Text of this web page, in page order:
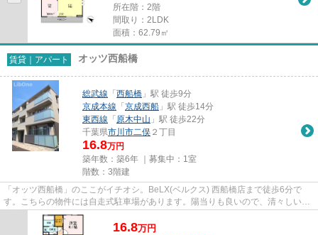
所在階：2階
間取り：2LDK
面積：62.79㎡
賃貸｜アパート オッツ西船橋
総武線 「 西船橋 」駅 徒歩9分
京成本線 「 京成西船 」駅 徒歩14分
東西線 「 原木中山 」駅 徒歩22分
千葉県市川市二俣 ２丁目
16.8万円
築年数：築6年 ｜募集中： 1室
階数：3階建
「オッツ西船橋」のここがイチオシ。BeLX(ベルクス) 西船橋店まで徒歩6分で
す。こちらの物件には自走式駐車場があります。陽当りも良いので、清々しい朝
を迎えることのできる物件です...
16.8万円